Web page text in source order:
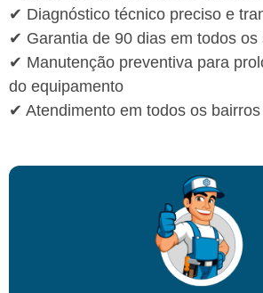
✔ Diagnóstico técnico preciso e
✔ Garantia de 90 dias em todos os
✔ Manutenção preventiva para
do equipamento
✔ Atendimento em todos os